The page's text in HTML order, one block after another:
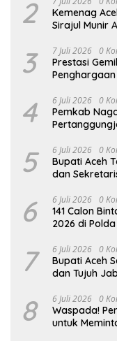
2
Kemenag
Sirajul Munir
3 7 Juli 2026 0
Prestasi
4 6 Juli 2026 0
Pemkab
5 6 Juli 2026 0
Bupati Aceh
dan
6 6 Juli 2026 0
141 Calon
2026 di
7 6 Juli 2026 0
Bupati Aceh
dan Tujuh
8 6 Juli 2026 0
Waspada!
untuk